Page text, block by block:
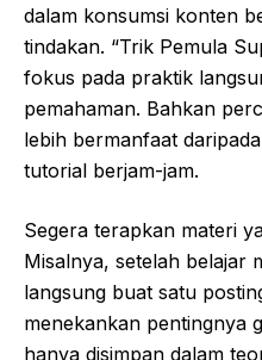
dalam konsumsi konten
tindakan. “Trik Pemula
fokus pada praktik
pemahaman. Bahkan
lebih bermanfaat
tutorial berjam-jam.
Segera terapkan materi
Misalnya, setelah belajar
langsung buat satu
menekankan pentingnya
hanya disimpan dalam